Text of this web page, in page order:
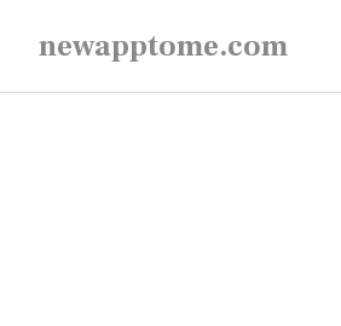
content
newapptome.com